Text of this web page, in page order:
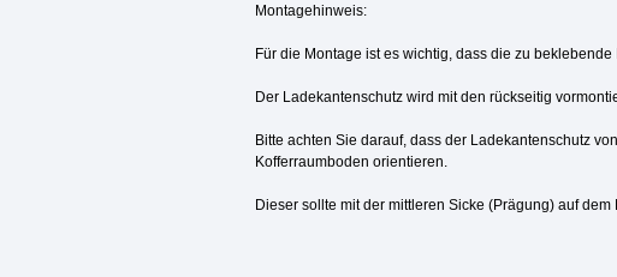
Montagehinweis:
Für die Montage ist es wichtig, dass die zu
Der Ladekantenschutz wird mit den rückseitig
Bitte achten Sie darauf, dass der Ladekantenschutz
Kofferraumboden orientieren.
Dieser sollte mit der mittleren Sicke (Prägung) auf